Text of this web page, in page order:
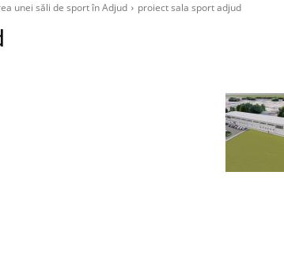
unei săli de sport în Adjud proiect sala sport adjud